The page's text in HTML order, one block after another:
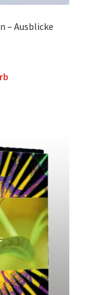
– Ausblicke